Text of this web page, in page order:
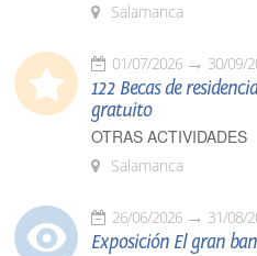
Salamanca
01/07/2026 30/09/
122 Becas de
gratuito
OTRAS ACTIVIDADES
Salamanca
26/06/2026 31/08/
Exposición El gran